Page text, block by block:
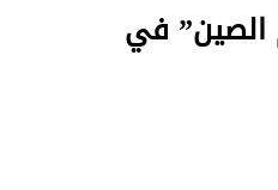
الصين” في